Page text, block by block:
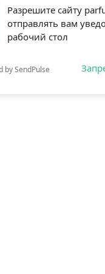
Разрешите сайту
отправлять вам
рабочий стол
by SendPulse